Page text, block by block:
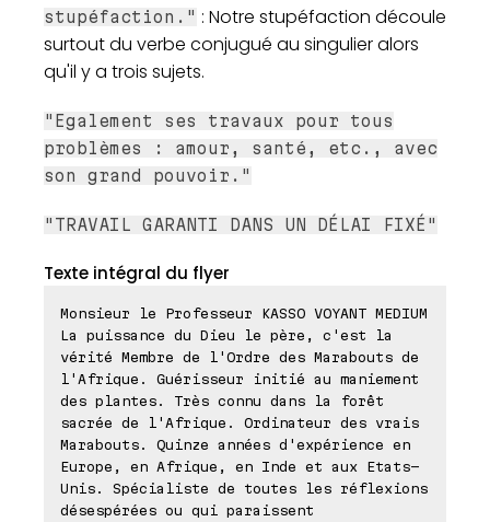
stupéfaction." : Notre stupéfaction découle
surtout du verbe conjugué au singulier alors
qu'il y a trois sujets.
"Egalement ses travaux pour tous
problèmes : amour, santé, etc., avec
son grand pouvoir."
"TRAVAIL GARANTI DANS UN DÉLAI FIXÉ"
Texte intégral du flyer
Monsieur le Professeur KASSO VOYANT MEDIUM
La puissance du Dieu le père, c'est la
vérité Membre de l'Ordre des Marabouts de
l'Afrique. Guérisseur initié au maniement
des plantes. Très connu dans la forêt
sacrée de l'Afrique. Ordinateur des vrais
Marabouts. Quinze années d'expérience en
Europe, en Afrique, en Inde et aux Etats-
Unis. Spécialiste de toutes les réflexions
désespérées ou qui paraissent